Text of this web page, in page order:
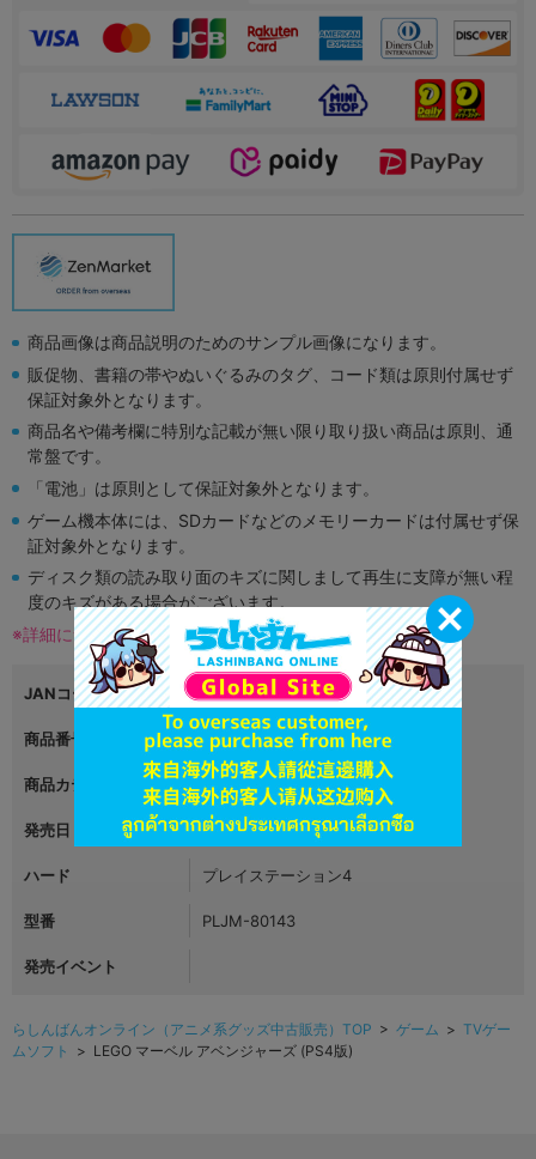
商品画像は商品説明のためのサンプル画像になります。
販促物、書籍の帯やぬいぐるみのタグ、コード類は原則付属せず
保証対象外となります。
商品名や備考欄に特別な記載が無い限り取り扱い商品は原則、通
常盤です。
「電池」は原則として保証対象外となります。
ゲーム機本体には、SDカードなどのメモリーカードは付属せず保
証対象外となります。
ディスク類の読み取り面のキズに関しまして再生に支障が無い程
度のキズがある場合がございます。
※詳細につきましてはコチラ
JANコード 4548967240856
商品番号 L01050500
商品カテゴリ ゲーム
発売日 2016年04月28日
ハード プレイステーション4
型番 PLJM-80143
発売イベント
らしんばんオンライン（アニメ系グッズ中古販売）TOP > ゲーム > TVゲー
ムソフト
> LEGO マーベル アベンジャーズ (PS4版)